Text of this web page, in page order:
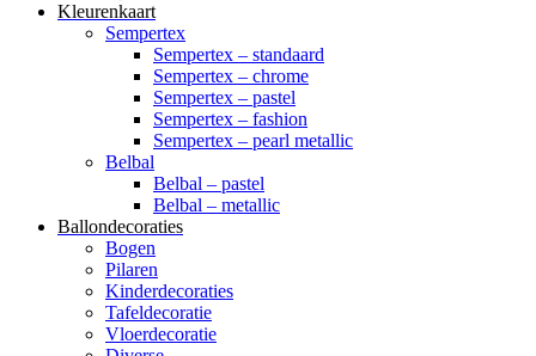
Kleurenkaart
Sempertex
Sempertex – standaard
Sempertex – chrome
Sempertex – pastel
Sempertex – fashion
Sempertex – pearl metallic
Belbal
Belbal – pastel
Belbal – metallic
Ballondecoraties
Bogen
Pilaren
Kinderdecoraties
Tafeldecoratie
Vloerdecoratie